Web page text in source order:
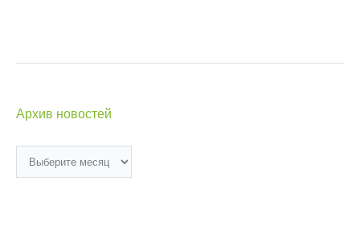
Архив новостей
новостей